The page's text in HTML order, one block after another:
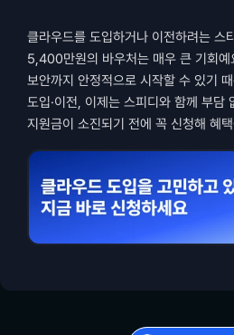
클라우드를 도입하거나 이전하려는 스
5,400만원의 바우처는 매우 큰 기회예
보안까지 안정적으로 시작할 수 있기
도입·이전, 이제는 스피디와 함께 부담
지원금이 소진되기 전에 꼭 신청해 혜